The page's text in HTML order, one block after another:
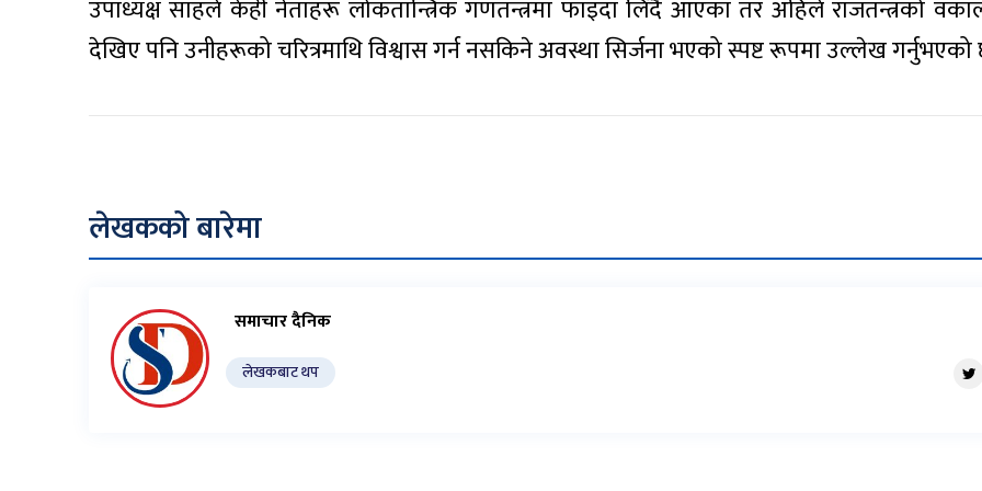
उपाध्यक्ष साहले केही नेताहरू लोकतान्त्रिक गणतन्त्रमा फाइदा लिँदै आएका तर अहिले राजतन्त्रको
देखिए पनि उनीहरूको चरित्रमाथि विश्वास गर्न नसकिने अवस्था सिर्जना भएको स्पष्ट रूपमा उल्लेख गर्नुभएको
लेखकको बारेमा
समाचार दैनिक
लेखकबाट थप